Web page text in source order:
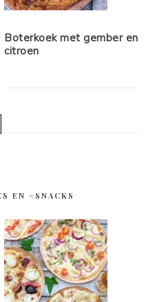
Boterkoek met gember en
citroen
EN #SNACKS